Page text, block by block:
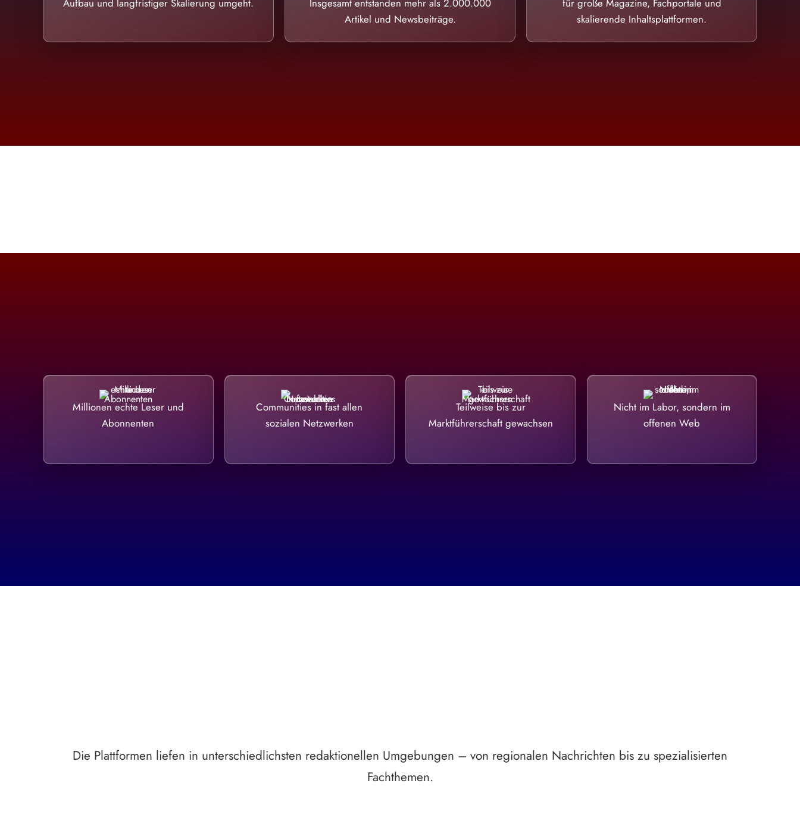
Aufbau und langfristiger Skalierung umgeht.
Insgesamt entstanden mehr als 2.000.000
Artikel und Newsbeiträge.
für große Magazine, Fachportale und
skalierende Inhaltsplattformen.
Millionen echte Leser und
Abonnenten
Communities in fast allen
sozialen Netzwerken
Teilweise bis zur
Marktführerschaft gewachsen
Nicht im Labor, sondern im
offenen Web
Die Plattformen liefen in unterschiedlichsten redaktionellen Umgebungen – von regionalen Nachrichten bis zu spezialisierten
Fachthemen.